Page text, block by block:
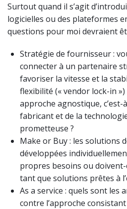
Surtout quand il s’agit
logicielles ou des plateformes
questions pour moi devraient
Stratégie de fournisseur :
connecter à un partenaire
favoriser la vitesse et la
flexibilité (« vendor lock-in »)
approche agnostique,
fabricant et de la
prometteuse ?
Make or Buy : les solutions
développées
propres besoins ou
tant que solutions prêtes à
As a service : quels sont les
contre l’approche